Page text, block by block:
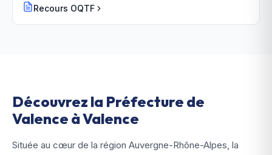
Recours OQTF
Découvrez la Préfecture de
Valence à Valence
Située au cœur de la région Auvergne-Rhône-Alpes, la